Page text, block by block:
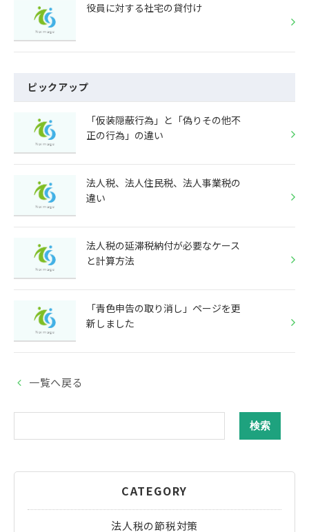
役員に対する社宅の貸付け
ピックアップ
「仮装隠蔽行為」と「偽りその他不
正の行為」の違い
法人税、法人住民税、法人事業税の
違い
法人税の延滞税納付が必要なケース
と計算方法
「青色申告の取り消し」ページを更
新しました
一覧へ戻る
CATEGORY
法人税の節税対策